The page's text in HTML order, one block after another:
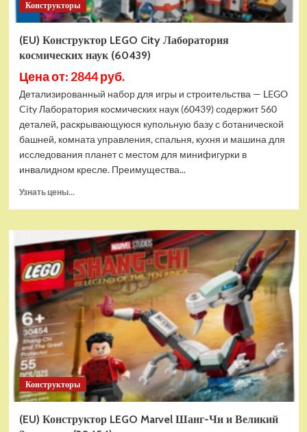
Конструкторы
(EU) Конструктор LEGO City Лаборатория
космических наук (60439)
Цена от: 2844 руб.
Детализированный набор для игры и строительства — LEGO
City Лаборатория космических наук (60439) содержит 560
деталей, раскрывающуюся купольную базу с ботанической
башней, комната управления, спальня, кухня и машина для
исследования планет с местом для минифигурки в
инвалидном кресле. Преимущества...
Узнать цены...
(EU)
Конструктор
LEGO
City
Лаборатория
космических
наук
(60439)
Конструкторы
(EU) Конструктор LEGO Marvel Шанг-Чи и Великий